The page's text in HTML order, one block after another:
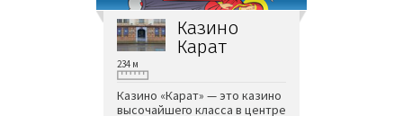
Казино
Карат
234 м
Казино «Карат» — это казино
высочайшего класса в центре